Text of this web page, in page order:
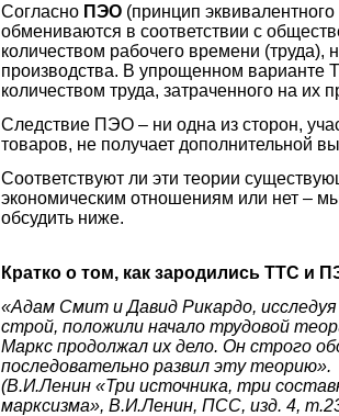
Согласно ПЭО (принцип
обмениваются в соответствии с
количеством рабочего времени (труда),
производства. В упрощенном варианте
количеством труда, затраченного на их
Следствие ПЭО – ни одна из сторон,
товаров, не получает дополнительной
Соответствуют ли эти теории
экономическим отношениям или нет –
обсудить ниже.
Кратко о том, как зародились ТТС и
«Адам Смит и Давид Рикардо, исследуя
строй, положили начало трудовой
Маркс продолжал их дело. Он строго
последовательно развил эту теорию».
(В.И.Ленин «Три источника, три
марксизма», В.И.Ленин, ПСС, изд. 4,